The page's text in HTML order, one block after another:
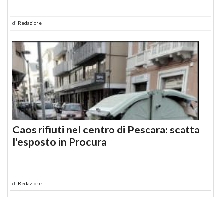
di Redazione
Caos rifiuti nel centro di Pescara: scatta
l'esposto in Procura
di Redazione